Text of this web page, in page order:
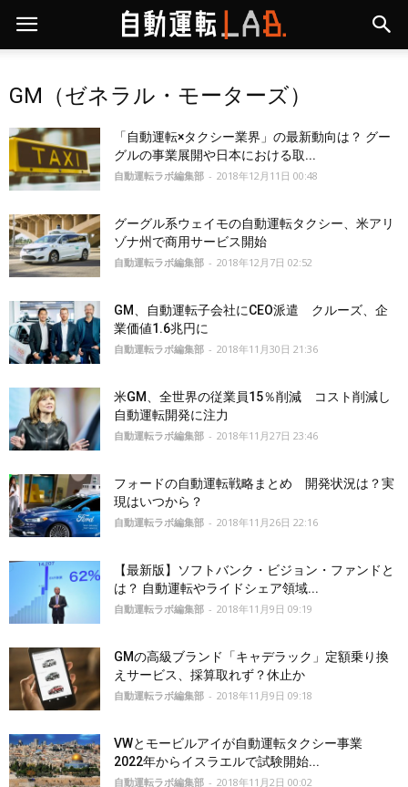
GM（ゼネラル・モーターズ）
「自動運転×タクシー業界」の最新動向は？ グー
グルの事業展開や日本における取...
自動運転ラボ編集部 - 2018年12月11日 00:48
グーグル系ウェイモの自動運転タクシー、米アリ
ゾナ州で商用サービス開始
自動運転ラボ編集部 - 2018年12月7日 02:52
GM、自動運転子会社にCEO派遣 クルーズ、企
業価値1.6兆円に
自動運転ラボ編集部 - 2018年11月30日 21:36
米GM、全世界の従業員15％削減 コスト削減し
自動運転開発に注力
自動運転ラボ編集部 - 2018年11月27日 23:46
フォードの自動運転戦略まとめ 開発状況は？実
現はいつから？
自動運転ラボ編集部 - 2018年11月26日 22:16
【最新版】ソフトバンク・ビジョン・ファンドと
は？ 自動運転やライドシェア領域...
自動運転ラボ編集部 - 2018年11月9日 09:19
GMの高級ブランド「キャデラック」定額乗り換
えサービス、採算取れず？休止か
自動運転ラボ編集部 - 2018年11月9日 09:18
VWとモービルアイが自動運転タクシー事業
2022年からイスラエルで試験開始...
自動運転ラボ編集部 - 2018年11月2日 00:02